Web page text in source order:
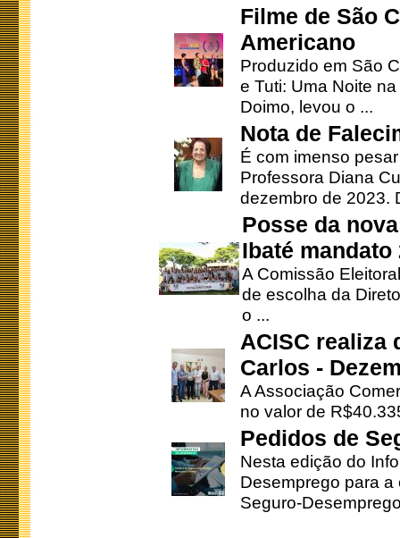
Filme de São
Americano
Produzido em São
e Tuti: Uma Noite
Doimo, levou o ...
Nota de
É com imenso
Professora Diana
dezembro de 2023.
Posse da
Ibaté mandato
A Comissão
de escolha da
o ...
ACISC realiza
Carlos -
A Associação
no valor de
Pedidos de
Nesta edição do
Desemprego para
Seguro-